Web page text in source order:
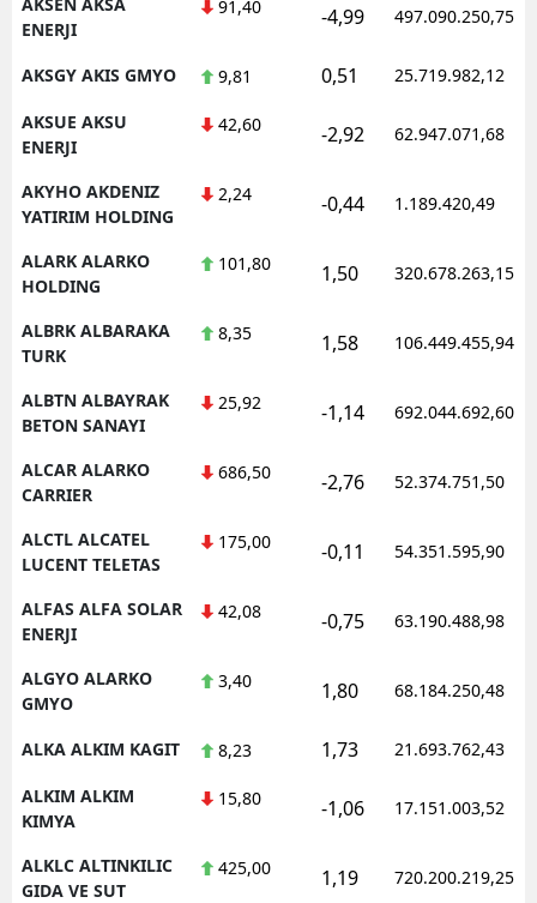
ENERJI
91,40 -4,99 497.090.250,75
AKSGY AKIS GMYO 9,81 0,51 25.719.982,12
AKSUE AKSU
ENERJI
42,60 -2,92 62.947.071,68
AKYHO AKDENIZ
YATIRIM HOLDING
2,24 -0,44 1.189.420,49
ALARK ALARKO
HOLDING
101,80 1,50 320.678.263,15
ALBRK ALBARAKA
TURK
8,35 1,58 106.449.455,94
ALBTN ALBAYRAK
BETON SANAYI
25,92 -1,14 692.044.692,60
ALCAR ALARKO
CARRIER
686,50 -2,76 52.374.751,50
ALCTL ALCATEL
LUCENT TELETAS
175,00 -0,11 54.351.595,90
ALFAS ALFA SOLAR
ENERJI
42,08 -0,75 63.190.488,98
ALGYO ALARKO
GMYO
3,40 1,80 68.184.250,48
ALKA ALKIM KAGIT 8,23 1,73 21.693.762,43
ALKIM ALKIM
KIMYA
15,80 -1,06 17.151.003,52
ALKLC ALTINKILIC
GIDA VE SUT
425,00 1,19 720.200.219,25